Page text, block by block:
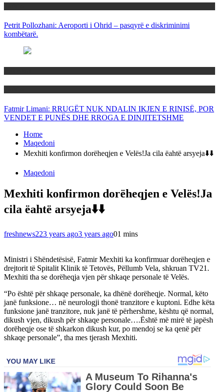
Petrit Pollozhani: Aeroporti i Ohrid – pasqyrë e diskriminimi
kombëtarë.
Fatmir Limani: RRUGËT NUK NDALIN IKJEN E RINISË, POR
VENDET E PUNËS DHE RROGA E DINJITETSHME
Home
Maqedoni
Mexhiti konfirmon dorëheqjen e Velës!Ja cila ëahtë arsyeja⬇️⬇️
Maqedoni
Mexhiti konfirmon dorëheqjen e Velës!Ja
cila ëahtë arsyeja⬇️⬇️
freshnews223 years ago3 years ago01 mins
Ministri i Shëndetësisë, Fatmir Mexhiti ka konfirmuar dorëheqjen e
drejtorit të Spitalit Klinik të Tetovës, Pëllumb Vela, shkruan TV21.
Mexhiti tha se dorëheqja vjen për shkaqe personale të Velës.
“Po është për shkaqe personale, ka dhënë dorëheqje. Normal, këto
janë funksione… në neurologji thonë tranzitore e kuptoni. Edhe këta
funksione janë tranzitore, nuk janë të përhershme, kështu që normal,
dikush vjen, dikush për shkaqe personale….Është më mirë të japësh
dorëheqje ose të shkarkon dikush kur, po mendoj se ka qenë për
shkaqe personale”, tha mes tjerash Mexhiti.